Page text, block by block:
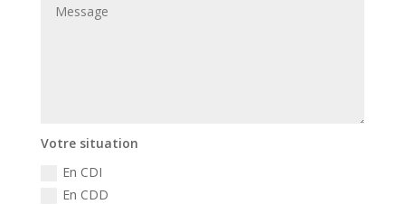
Votre situation
En CDI
En CDD